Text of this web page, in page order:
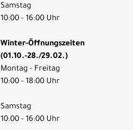
Samstag
10:00 - 16:00 Uhr
Winter-Öffnungszeiten
(01.10.-28./29.02.)
Montag - Freitag
10:00 - 18:00 Uhr
Samstag
10:00 - 16:00 Uhr